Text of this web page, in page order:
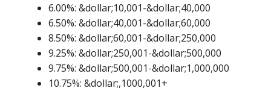
6.00%: &dollar;10,001-&dollar;40,000
6.50%: &dollar;40,001-&dollar;60,000
8.50%: &dollar;60,001-&dollar;250,000
9.25%: &dollar;250,001-&dollar;500,000
9.75%: &dollar;500,001-&dollar;1,000,000
10.75%: &dollar;,1000,001+